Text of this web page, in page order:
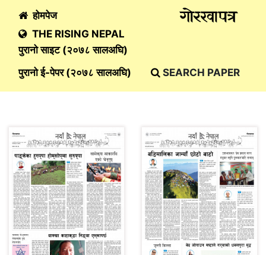
होमपेज
THE RISING NEPAL
पुरानो साइट (२०७८ सालअघि)
पुरानो ई-पेपर (२०७८ सालअघि)
SEARCH PAPER